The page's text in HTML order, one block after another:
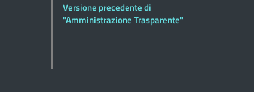
Versione precedente di
"Amministrazione Trasparente"